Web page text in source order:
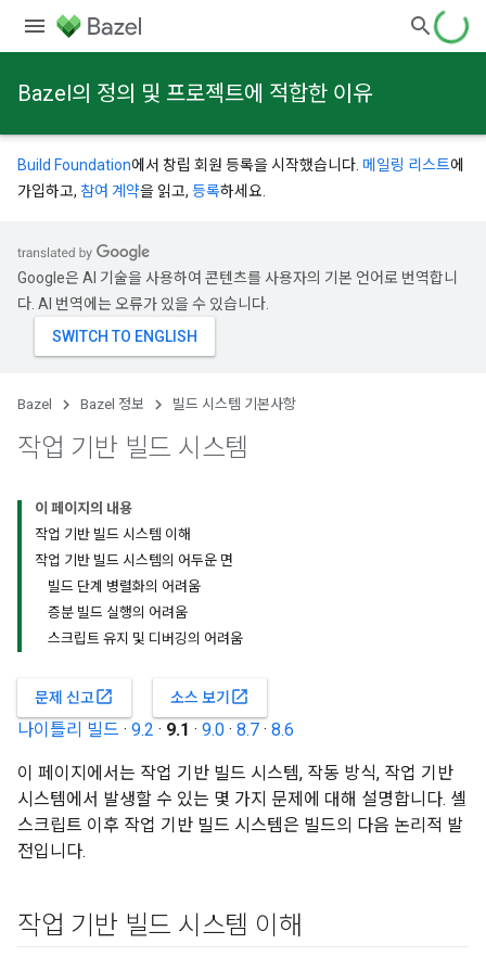
Bazel의 정의 및 프로젝트에 적합한 이유
Build Foundation에서 창립 회원 등록을 시작했습니다. 메일링 리스트에
가입하고, 참여 계약을 읽고, 등록하세요.
Google은 AI 기술을 사용하여 콘텐츠를 사용자의 기본 언어로 번역합니
다. AI 번역에는 오류가 있을 수 있습니다.
Bazel Bazel 정보 빌드 시스템 기본사항
작업 기반 빌드 시스템
이 페이지의 내용
작업 기반 빌드 시스템 이해
작업 기반 빌드 시스템의 어두운 면
빌드 단계 병렬화의 어려움
증분 빌드 실행의 어려움
스크립트 유지 및 디버깅의 어려움
문제 신고open_in_new 소스 보기 open_in_new
나이틀리 빌드 · 9.2 · 9.1 · 9.0 · 8.7 · 8.6
이 페이지에서는 작업 기반 빌드 시스템, 작동 방식, 작업 기반
시스템에서 발생할 수 있는 몇 가지 문제에 대해 설명합니다. 셸
스크립트 이후 작업 기반 빌드 시스템은 빌드의 다음 논리적 발
전입니다.
작업 기반 빌드 시스템 이해